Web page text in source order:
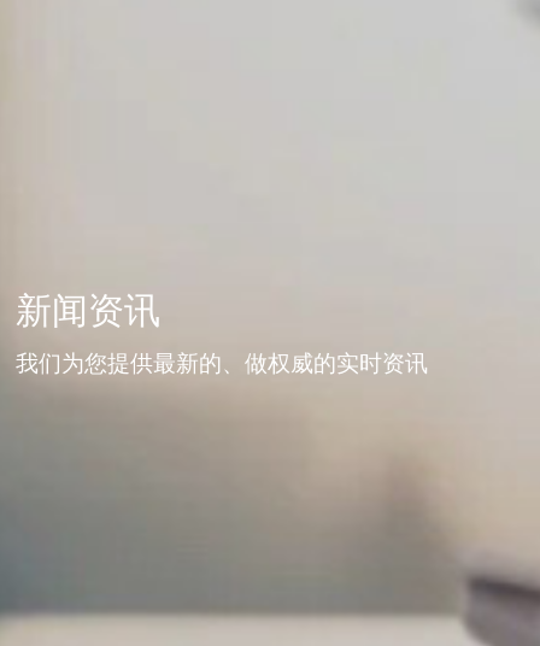
新闻资讯
我们为您提供最新的、做权威的实时资讯